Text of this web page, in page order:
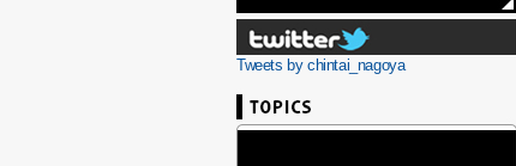
Tweets by chintai_nagoya